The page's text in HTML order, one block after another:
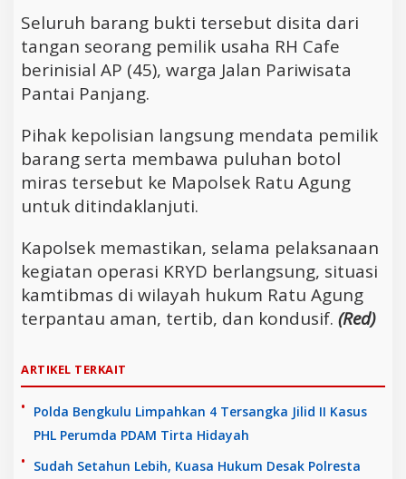
Seluruh barang bukti tersebut disita dari
tangan seorang pemilik usaha RH Cafe
berinisial AP (45), warga Jalan Pariwisata
Pantai Panjang.
Pihak kepolisian langsung mendata pemilik
barang serta membawa puluhan botol
miras tersebut ke Mapolsek Ratu Agung
untuk ditindaklanjuti.
Kapolsek memastikan, selama pelaksanaan
kegiatan operasi KRYD berlangsung, situasi
kamtibmas di wilayah hukum Ratu Agung
terpantau aman, tertib, dan kondusif. (Red)
ARTIKEL TERKAIT
Polda Bengkulu Limpahkan 4 Tersangka Jilid II Kasus
PHL Perumda PDAM Tirta Hidayah
Sudah Setahun Lebih, Kuasa Hukum Desak Polresta